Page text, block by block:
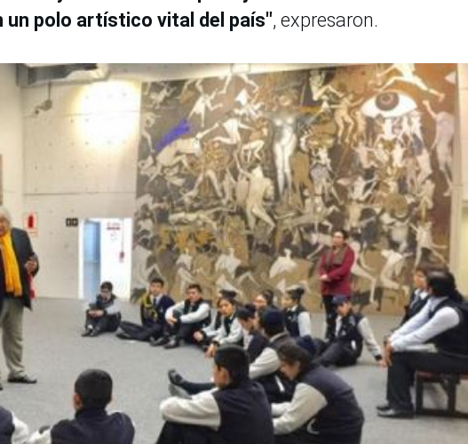
un polo artístico vital del país", expresaron.